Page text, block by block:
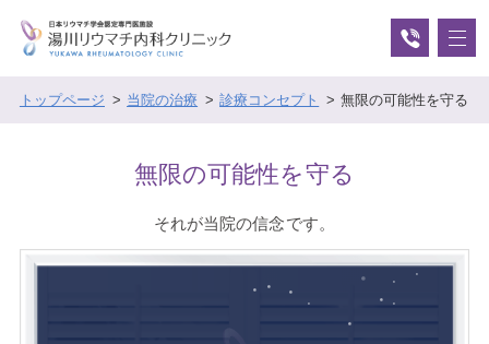
トップページ 当院の治療 診療コンセプト 無限の可能性を守る
無限の可能性を守る
それが当院の信念です。